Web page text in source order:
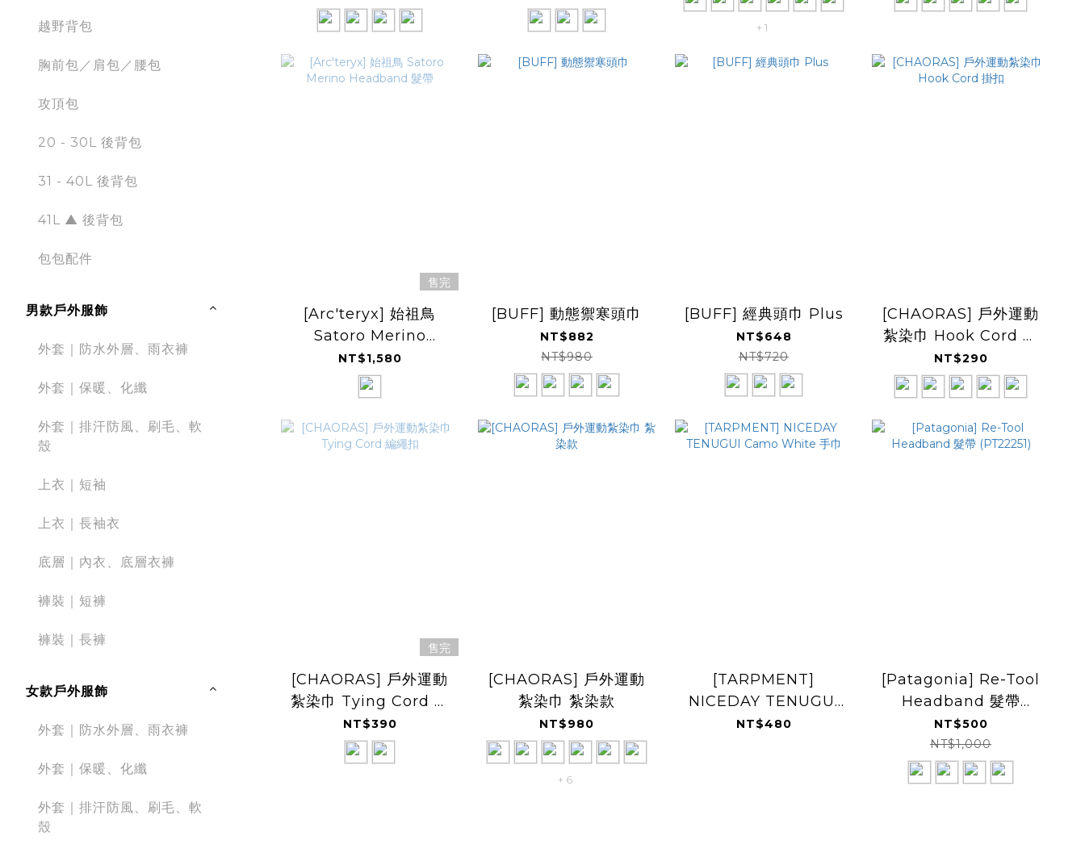
越野背包
胸前包／肩包／腰包
攻頂包
20 - 30L 後背包
31 - 40L 後背包
41L ▲ 後背包
包包配件
男款戶外服飾
外套｜防水外層、雨衣褲
外套｜保暖、化纖
外套｜排汗防風、刷毛、軟
殼
上衣｜短袖
上衣｜長袖衣
底層｜內衣、底層衣褲
褲裝｜短褲
褲裝｜長褲
女款戶外服飾
外套｜防水外層、雨衣褲
外套｜保暖、化纖
外套｜排汗防風、刷毛、軟
殼
+ 1
售完
[Arc'teryx] 始祖鳥
Satoro Merino
Headband 髮帶
NT$1,580
[BUFF] 動態禦寒頭巾
NT$882
NT$980
[BUFF] 經典頭巾 Plus
NT$648
NT$720
[CHAORAS] 戶外運動
紮染巾 Hook Cord 掛
扣
NT$290
售完
[CHAORAS] 戶外運動
紮染巾 Tying Cord 編
繩扣
NT$390
[CHAORAS] 戶外運動
紮染巾 紮染款
NT$980
+ 6
[TARPMENT]
NICEDAY TENUGUI
Camo White 手巾
NT$480
[Patagonia] Re-Tool
Headband 髮帶
(PT22251)
NT$500
NT$1,000